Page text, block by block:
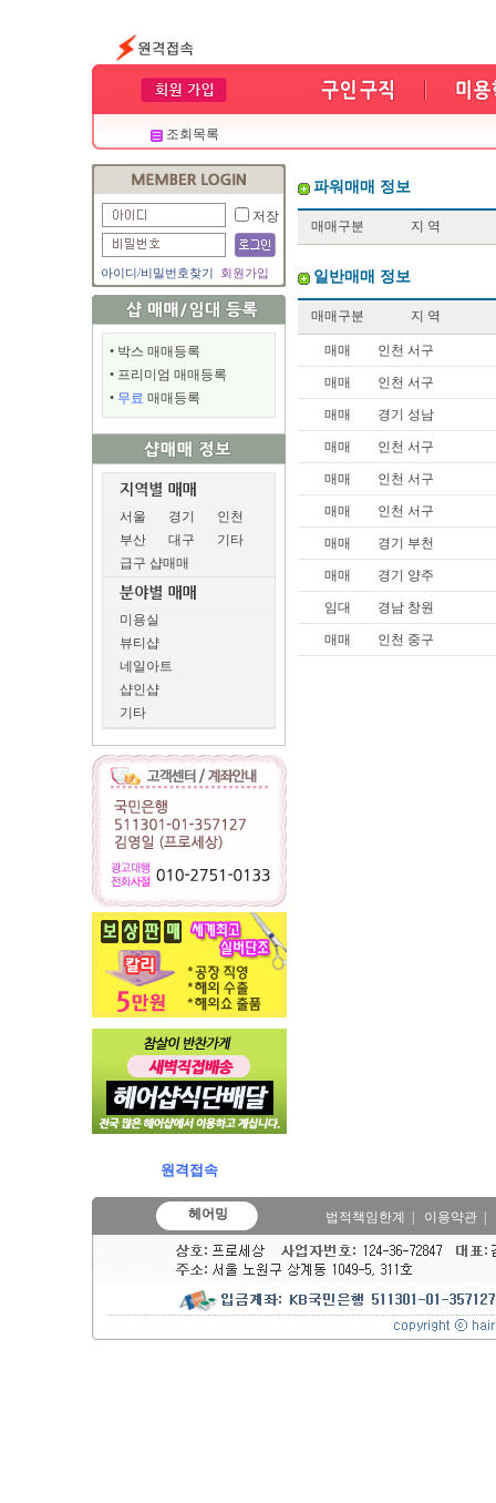
조회목록
저장
아이디/비밀번호찾기 회원가입
• 박스 매매등록
• 프리미엄 매매등록
• 무료 매매등록
서울 경기
인천
부산
대구
기타
급구 샵매매
미용실
뷰티샵
네일아트
샵인샵
기타
원격접속
파워매매 정보
매매구분 지 역
일반매매 정보
매매구분 지 역
매매 인천 서구
매매 인천 서구
매매 경기 성남
매매 인천 서구
매매 인천 서구
매매 인천 서구
매매 경기 부천
매매 경기 양주
임대 경남 창원
매매 인천 중구
헤어밍 법적책임한계 이용약관|